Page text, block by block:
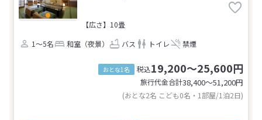
【広さ】10畳
1～5名
和室（夜景） バス トイレ 禁煙
おとな1名 税込19,200～25,600円
旅行代金合計38,400〜51,200円
(おとな2名 こども0名・1部屋/1泊2日)